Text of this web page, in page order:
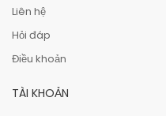
Liên hệ
Hỏi đáp
Điều khoản
TÀI KHOẢN